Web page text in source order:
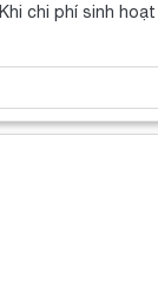
Khi chi phí sinh